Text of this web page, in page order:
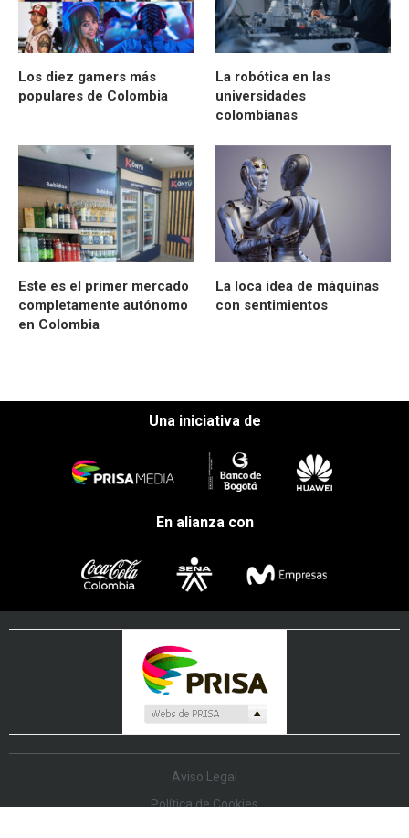
Los diez gamers más
populares de Colombia
La robótica en las
universidades
colombianas
Este es el primer mercado
completamente autónomo
en Colombia
La loca idea de máquinas
con sentimientos
Una iniciativa de
En alianza con
Aviso Legal
Política de Cookies